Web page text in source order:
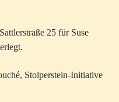
25 für Suse
Stolperstein-Initiative